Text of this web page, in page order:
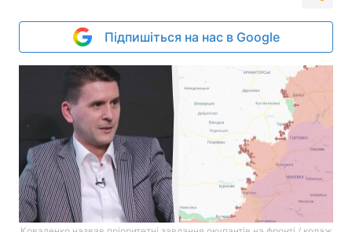
Підпишіться на нас в Google